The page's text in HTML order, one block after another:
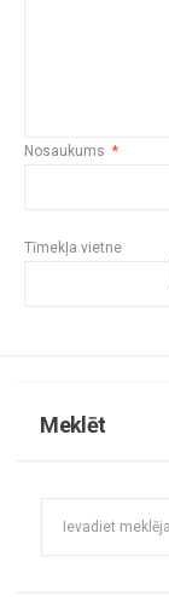
Nosaukums *
Tīmekļa vietne
Meklēt